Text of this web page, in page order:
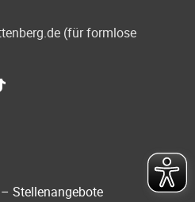
(für formlose
Stellenangebote